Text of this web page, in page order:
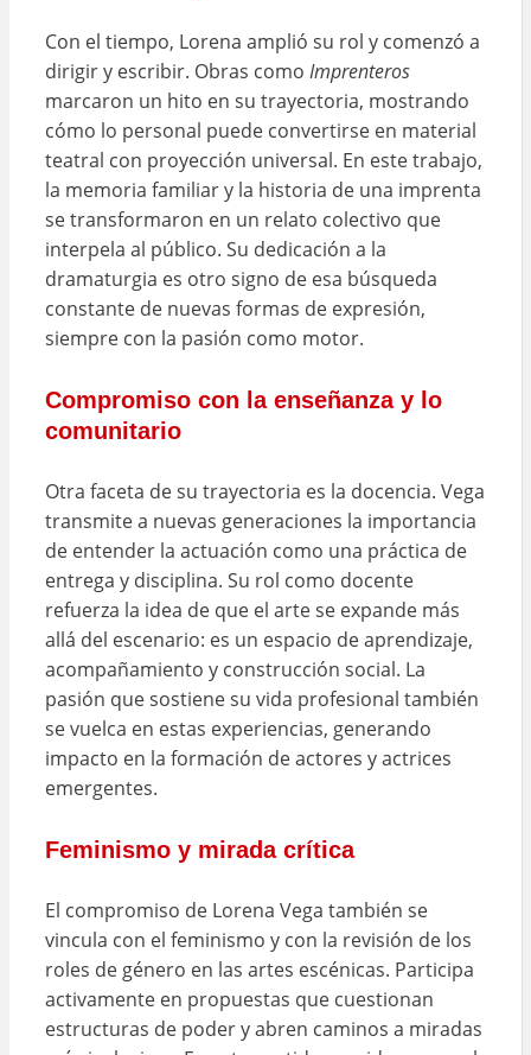
Con el tiempo, Lorena amplió su rol y comenzó a
dirigir y escribir. Obras como Imprenteros
marcaron un hito en su trayectoria, mostrando
cómo lo personal puede convertirse en material
teatral con proyección universal. En este trabajo,
la memoria familiar y la historia de una imprenta
se transformaron en un relato colectivo que
interpela al público. Su dedicación a la
dramaturgia es otro signo de esa búsqueda
constante de nuevas formas de expresión,
siempre con la pasión como motor.
Compromiso con la enseñanza y lo
comunitario
Otra faceta de su trayectoria es la docencia. Vega
transmite a nuevas generaciones la importancia
de entender la actuación como una práctica de
entrega y disciplina. Su rol como docente
refuerza la idea de que el arte se expande más
allá del escenario: es un espacio de aprendizaje,
acompañamiento y construcción social. La
pasión que sostiene su vida profesional también
se vuelca en estas experiencias, generando
impacto en la formación de actores y actrices
emergentes.
Feminismo y mirada crítica
El compromiso de Lorena Vega también se
vincula con el feminismo y con la revisión de los
roles de género en las artes escénicas. Participa
activamente en propuestas que cuestionan
estructuras de poder y abren caminos a miradas